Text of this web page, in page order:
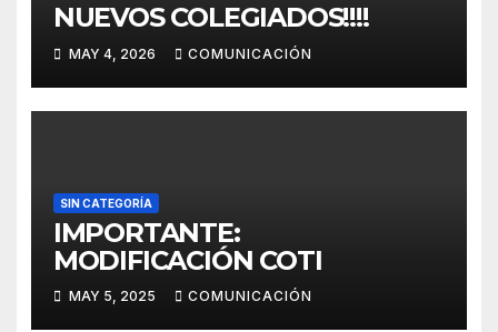
NUEVOS COLEGIADOS!!!!
MAY 4, 2026 COMUNICACIÓN
SIN CATEGORÍA
IMPORTANTE:
MODIFICACIÓN COTI
MAY 5, 2025 COMUNICACIÓN